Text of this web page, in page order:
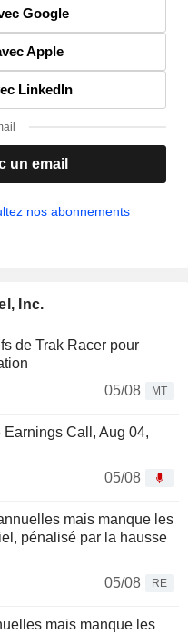
Google
Apple
LinkedIn
un email
nos abonnements
Inc.
de Trak Racer pour
05/08
MT
Earnings Call, Aug 04,
05/08
mais manque les
pénalisé par la hausse
05/08
RE
mais manque les